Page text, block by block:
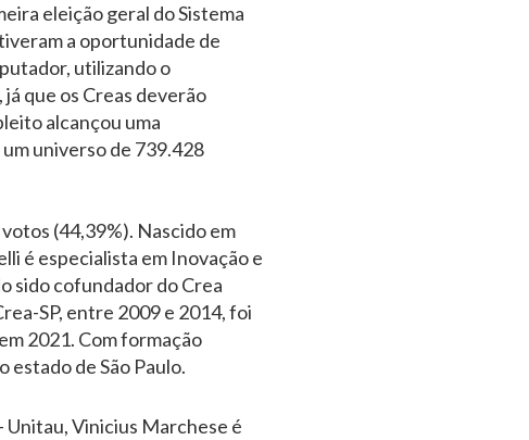
eleição geral do Sistema
a oportunidade de
utilizando o
que os Creas deverão
alcançou uma
universo de 739.428
(44,39%). Nascido em
é especialista em Inovação e
sido cofundador do Crea
SP, entre 2009 e 2014, foi
2021. Com formação
de São Paulo.
Unitau, Vinicius Marchese é